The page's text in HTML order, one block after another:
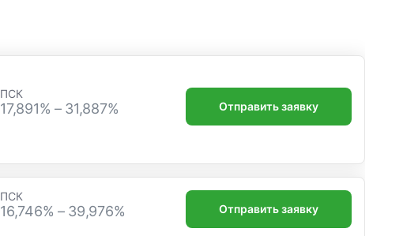
ПСК
17,891% – 31,887% Отправить заявку
ПСК
16,746% – 39,976% Отправить заявку